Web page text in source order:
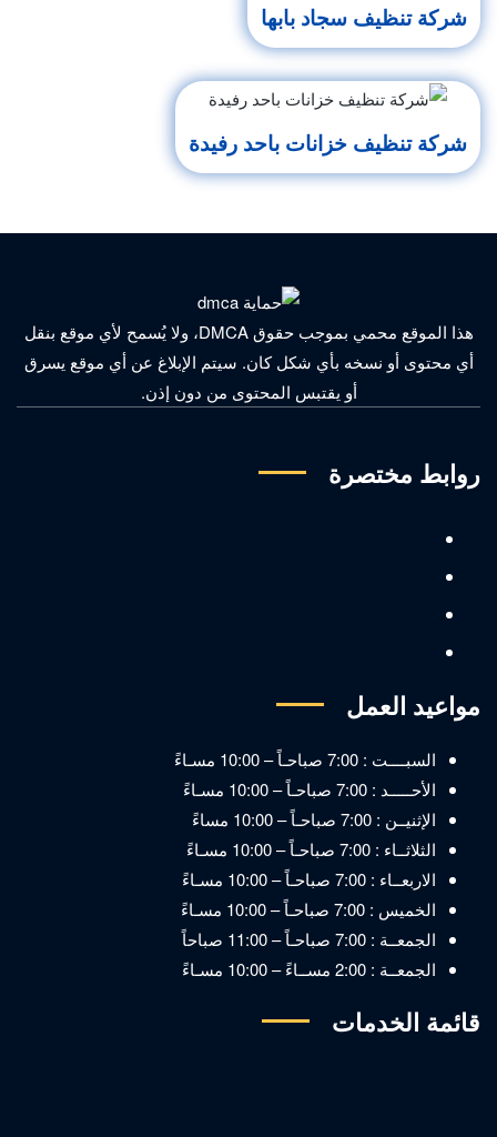
شركة تنظيف سجاد بابها
شركة تنظيف خزانات باحد رفيدة
هذا الموقع محمي بموجب حقوق DMCA، ولا يُسمح لأي موقع بنقل
أي محتوى أو نسخه بأي شكل كان. سيتم الإبلاغ عن أي موقع يسرق
أو يقتبس المحتوى من دون إذن.
روابط مختصرة
مواعيد العمل
السبــــت : 7:00 صباحـاً – 10:00 مسـاءً
الأحـــــد : 7:00 صباحـاً – 10:00 مسـاءً
الإثنيــن : 7:00 صباحـاً – 10:00 مساءً
الثلاثــاء : 7:00 صباحـاً – 10:00 مسـاءً
الاربعــاء : 7:00 صباحـاً – 10:00 مسـاءً
الخميس : 7:00 صباحـاً – 10:00 مسـاءً
الجمعــة : 7:00 صباحـاً – 11:00 صباحاً
الجمعــة : 2:00 مســاءً – 10:00 مسـاءً
قائمة الخدمات